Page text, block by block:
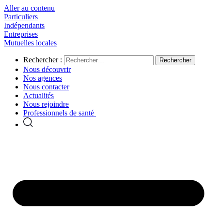
Aller au contenu
Particuliers
Indépendants
Entreprises
Mutuelles locales
Rechercher :
Nous découvrir
Nos agences
Nous contacter
Actualités
Nous rejoindre
Professionnels de santé